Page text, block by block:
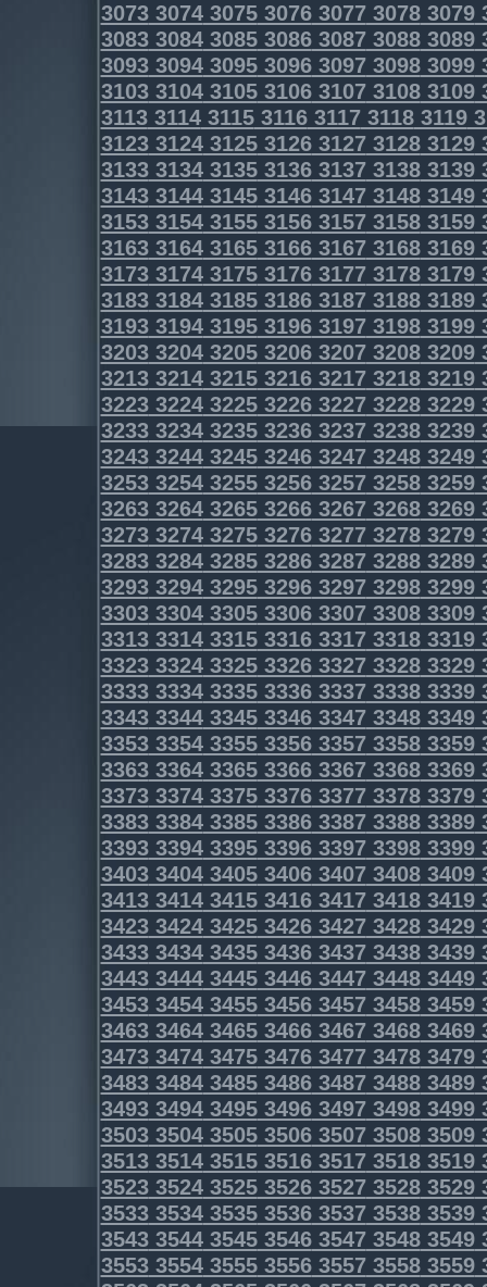
3073307430753076307730783079
3083308430853086308730883089
3093309430953096309730983099
3103310431053106310731083109
3113311431153116311731183119
3123312431253126312731283129
3133313431353136313731383139
3143314431453146314731483149
3153315431553156315731583159
3163316431653166316731683169
3173317431753176317731783179
3183318431853186318731883189
3193319431953196319731983199
3203320432053206320732083209
3213321432153216321732183219
3223322432253226322732283229
3233323432353236323732383239
3243324432453246324732483249
3253325432553256325732583259
3263326432653266326732683269
3273327432753276327732783279
3283328432853286328732883289
3293329432953296329732983299
3303330433053306330733083309
3313331433153316331733183319
3323332433253326332733283329
3333333433353336333733383339
3343334433453346334733483349
3353335433553356335733583359
3363336433653366336733683369
3373337433753376337733783379
3383338433853386338733883389
3393339433953396339733983399
3403340434053406340734083409
3413341434153416341734183419
3423342434253426342734283429
3433343434353436343734383439
3443344434453446344734483449
3453345434553456345734583459
3463346434653466346734683469
3473347434753476347734783479
3483348434853486348734883489
3493349434953496349734983499
3503350435053506350735083509
3513351435153516351735183519
3523352435253526352735283529
3533353435353536353735383539
3543354435453546354735483549
3553355435553556355735583559